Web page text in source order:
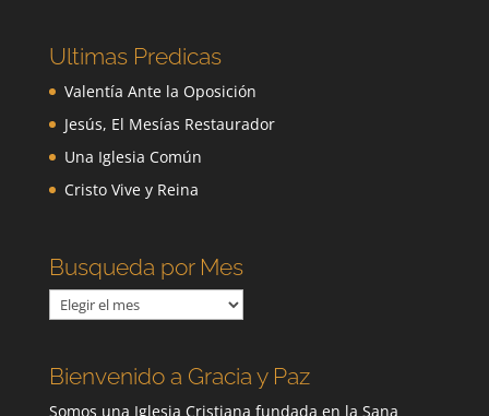
Ultimas Predicas
Valentía Ante la Oposición
Jesús, El Mesías Restaurador
Una Iglesia Común
Cristo Vive y Reina
Busqueda por Mes
Busqueda
por
Bienvenido a Gracia y Paz
Somos una Iglesia Cristiana fundada en la Sana